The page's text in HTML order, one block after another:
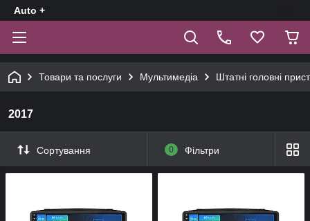
Auto +
Товари та послуги Мультимедіа Штатні головні
2017
Сортування 0 Фільтри